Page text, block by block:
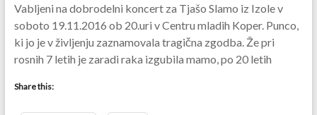
Vabljeni na dobrodelni koncert za Tjašo Slamo iz Izole v
soboto 19.11.2016 ob 20.uri v Centru mladih Koper. Punco,
ki jo je v življenju zaznamovala tragična zgodba. Že pri
rosnih 7 letih je zaradi raka izgubila mamo, po 20 letih
Share this: